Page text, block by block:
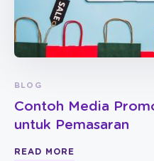
BLOG
Contoh Media
untuk Pemasaran
READ MORE